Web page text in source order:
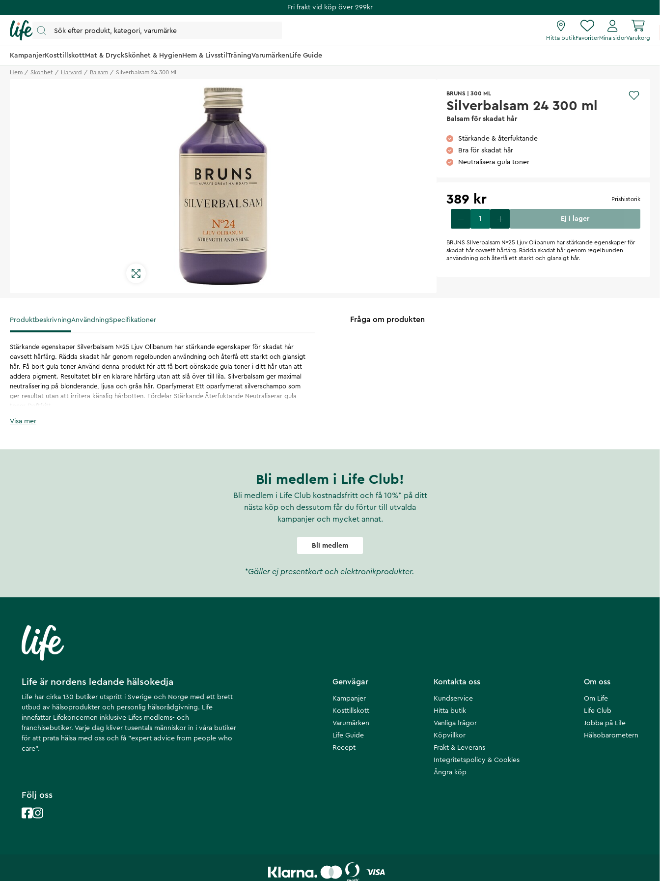
Fri frakt vid köp över 299kr
Hitta butikFavoriterMina sidorVarukorg
KampanjerKosttillskottMat & DryckSkönhet & HygienHem & Livsstil TräningVarumärkenLife Guide
Hem Skonhet Harvard Balsam Silverbalsam 24 300 Ml
BRUNS 300 ML
Silverbalsam 24 300 ml
Balsam för skadat hår
Stärkande & återfuktande
Bra för skadat hår
Neutralisera gula toner
389 kr Prishistorik
Ej i lager
BRUNS SIlverbalsam Nº25 Ljuv Olibanum har stärkande egenskaper för
skadat hår oavsett hårfärg. Rädda skadat hår genom regelbunden
användning och återfå ett starkt och glansigt hår.
ProduktbeskrivningAnvändningSpecifikationer
Stärkande egenskaper Silverbalsam Nº25 Ljuv Olibanum har stärkande egenskaper för skadat hår
oavsett hårfärg. Rädda skadat hår genom regelbunden användning och återfå ett starkt och glansigt
hår. Få bort gula toner Använd denna produkt för att få bort oönskade gula toner i ditt hår utan att
addera pigment. Resultatet blir en klarare hårfärg utan att slå över till lila. Silverbalsam ger maximal
neutralisering på blonderande, ljusa och gråa hår. Oparfymerat Ett oparfymerat silverschampo som
ger resultat utan att irritera känslig hårbotten. Fördelar Stärkande Återfuktande Neutraliserar gula
toner Doftfritt
Artikelnummer
Visa mer
Fråga om produkten
Bli medlem i Life Club!
Bli medlem i Life Club kostnadsfritt och få 10%* på ditt
nästa köp och dessutom får du förtur till utvalda
kampanjer och mycket annat.
Bli medlem
*Gäller ej presentkort och elektronikprodukter.
Life är nordens ledande hälsokedja
Life har cirka 130 butiker utspritt i Sverige och Norge med ett brett
utbud av hälsoprodukter och personlig hälsorådgivning. Life
innefattar Lifekoncernen inklusive Lifes medlems- och
franchisebutiker. Varje dag kliver tusentals människor in i våra butiker
för att prata hälsa med oss och få ”expert advice from people who
care”.
Om oss
Om Life
Life Club
Jobba på Life
Hälsobarometern
Kontakta oss
Kundservice
Hitta butik
Vanliga frågor
Köpvillkor
Frakt & Leverans
Integritetspolicy & Cookies
Ångra köp
Genvägar
Kampanjer
Kosttillskott
Varumärken
Life Guide
Recept
Följ oss